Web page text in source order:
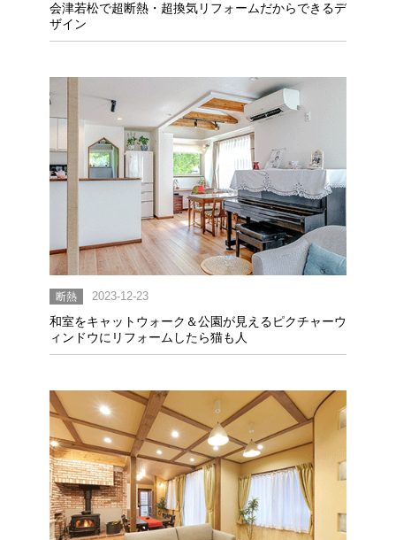
会津若松で超断熱・超換気リフォームだからできるデ
ザイン
断熱 2023-12-23
和室をキャットウォーク＆公園が見えるピクチャーウ
ィンドウにリフォームしたら猫も人